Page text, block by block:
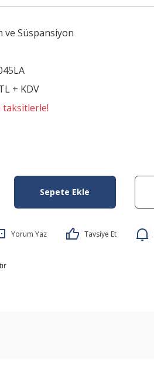
ve Süspansiyon
+ KDV
taksitlerle!
Sepete Ekle
Yorum Yaz Tavsiye Et